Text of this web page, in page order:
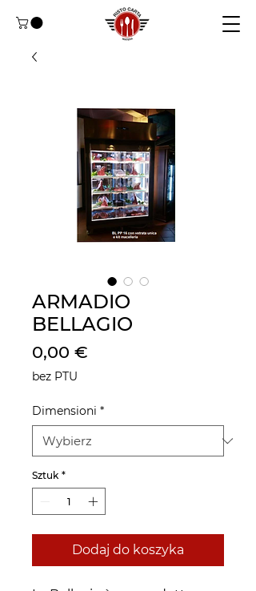
ARMADIO
BELLAGIO
0,00 €
bez PTU
Dimensioni *
Sztuk *
Dodaj do koszyka